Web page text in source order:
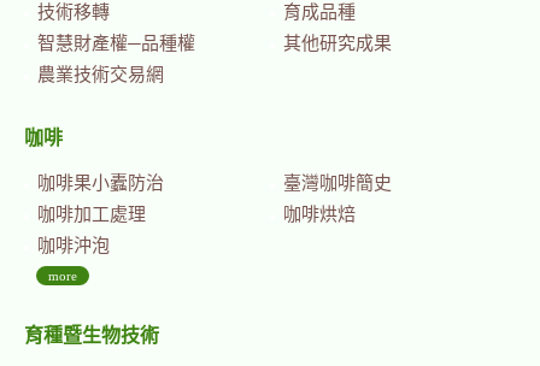
技術移轉
育成品種
智慧財產權─品種權
其他研究成果
農業技術交易網
咖啡
咖啡果小蠹防治
臺灣咖啡簡史
咖啡加工處理
咖啡烘焙
咖啡沖泡
more
育種暨生物技術